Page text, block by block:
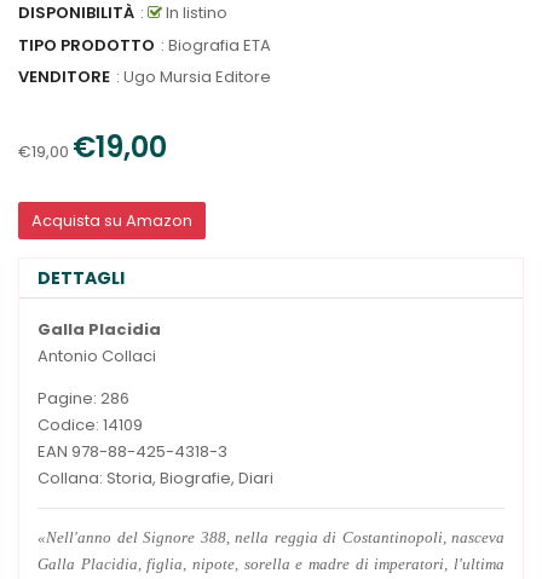
DISPONIBILITÀ :
In listino
TIPO PRODOTTO : Biografia ETA
VENDITORE : Ugo Mursia Editore
€19,00 €19,00
Acquista su Amazon
DETTAGLI
Galla Placidia
Antonio Collaci
Pagine: 286
Codice: 14109
EAN 978-88-425-4318-3
Collana: Storia, Biografie, Diari
«Nell'anno del Signore 388, nella reggia di Costantinopoli, nasceva
Galla Placidia, figlia, nipote, sorella e madre di imperatori, l'ultima